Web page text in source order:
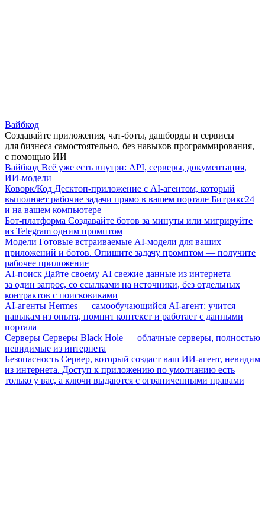
Вайбкод
Создавайте приложения, чат-боты, дашборды и сервисы
для бизнеса самостоятельно, без навыков программирования,
с помощью ИИ
Вайбкод Всё уже есть внутри: API, серверы, документация,
ИИ-модели
Коворк/Код Десктоп-приложение с AI-агентом, который
выполняет рабочие задачи прямо в вашем портале Битрикс24
и на вашем компьютере
Бот-платформа Создавайте ботов за минуты или мигрируйте
из Telegram одним промптом
Модели Готовые встраиваемые AI-модели для ваших
приложений и ботов. Опишите задачу промптом — получите
рабочее приложение
AI-поиск Дайте своему AI свежие данные из интернета —
за один запрос, со ссылками на источники, без отдельных
контрактов с поисковиками
AI-агенты Hermes — самообучающийся AI-агент: учится
навыкам из опыта, помнит контекст и работает с данными
портала
Серверы Серверы Black Hole — облачные серверы, полностью
невидимые из интернета
Безопасность Сервер, который создаст ваш ИИ-агент, невидим
из интернета. Доступ к приложению по умолчанию есть
только у вас, а ключи выдаются с ограниченными правами